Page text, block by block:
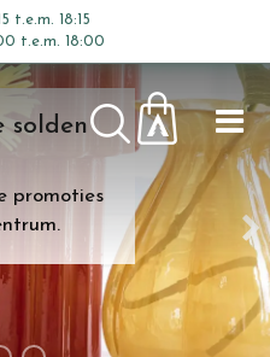
solden
promoties
t.e.m. 18:15
t.e.m. 18:00